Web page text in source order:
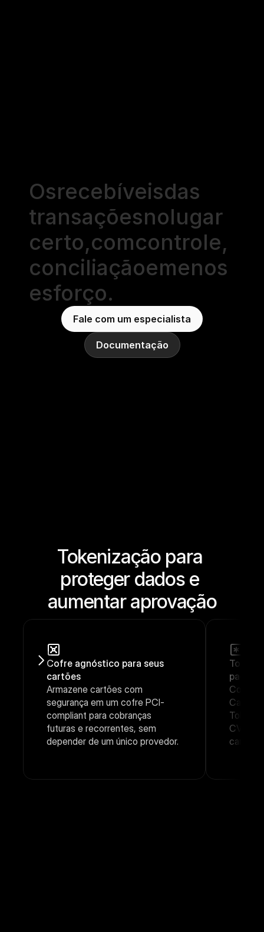
Osrecebíveisdas
transaçõesnolugar
certo,comcontrole,
conciliaçãoemenos
esforço.
Fale com um especialista
Documentação
Tokenização para
proteger dados e
aumentar aprovação
Cofre agnóstico para seus
cartões
Armazene cartões com
segurança em um cofre PCI-
compliant para cobranças
futuras e recorrentes, sem
depender de um único provedor.
Conte
Cartão,
CVV e
cartões